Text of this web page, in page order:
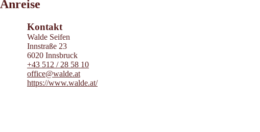
Anreise
OpenStreetMap contributors 2026
Kontakt
Walde Seifen
Innstraße 23
6020 Innsbruck
+43 512 / 28 58 10
office@walde.at
https://www.walde.at/